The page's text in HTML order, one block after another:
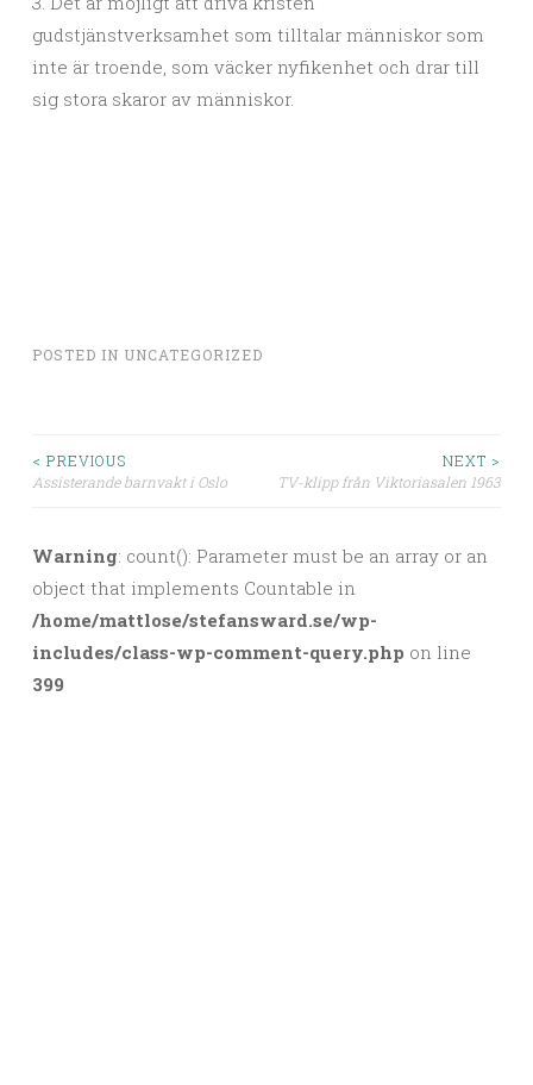
gudstjänstverksamhet som tilltalar människor som
inte är troende, som väcker nyfikenhet och drar till
sig stora skaror av människor.
POSTED IN UNCATEGORIZED
< PREVIOUS
Assisterande barnvakt i Oslo
NEXT >
TV-klipp från Viktoriasalen 1963
Warning: count(): Parameter must be an array or an
object that implements Countable in
/home/mattlose/stefansward.se/wp-
includes/class-wp-comment-query.php on line
399